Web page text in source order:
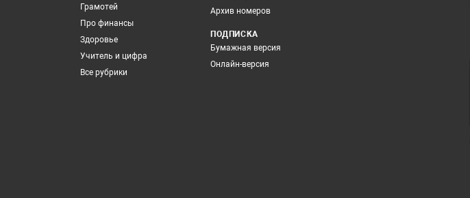
Грамотей
Про финансы
Здоровье
Учитель и цифра
Все рубрики
Архив номеров
ПОДПИСКА
Бумажная версия
Онлайн-версия